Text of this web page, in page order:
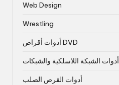
Web Design
Wrestling
أدوات أقراص DVD
أدوات الشبكة اللاسلكية والشبكات
أدوات القرص الصلب